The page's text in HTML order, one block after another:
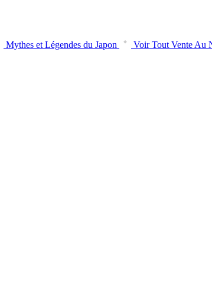
Mythes et Légendes du Japon
Voir Tout Vente Au